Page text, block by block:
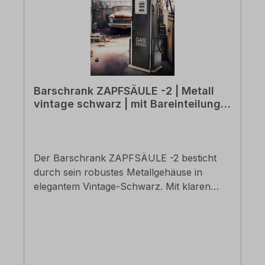
Barschrank ZAPFSÄULE -2 | Metall
vintage schwarz | mit Bareinteilung |
Der Barschrank ZAPFSÄULE -2 besticht
durch sein robustes Metallgehäuse in
elegantem Vintage-Schwarz. Mit klaren